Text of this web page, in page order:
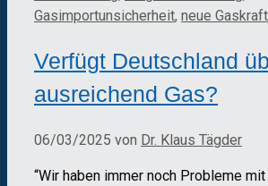
Gasimportunsicherheit, neue
Verfügt Deutschland
ausreichend Gas?
06/03/2025 von Dr. Klaus Tägder
“Wir haben immer noch Probleme